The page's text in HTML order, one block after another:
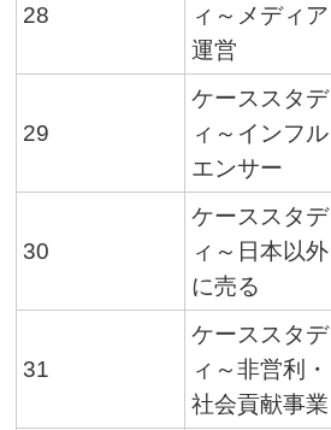
28
ィ～メディア
運営
29
ケーススタデ
ィ～インフル
エンサー
30
ケーススタデ
ィ～日本以外
に売る
31
ケーススタデ
ィ～非営利・
社会貢献事業